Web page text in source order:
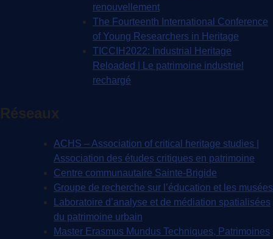
renouvellement
The Fourteenth International Conference
of Young Researchers in Heritage
TICCIH2022: Industrial Heritage
Reloaded | Le patrimoine industriel
rechargé
Réseaux
ACHS – Association of critical heritage studies |
Association des études critiques en patrimoine
Centre communautaire Sainte-Brigide
Groupe de recherche sur l’éducation et les musées
Laboratoire d’analyse et de médiation spatialisées
du patrimoine urbain
Master Erasmus Mundus Techniques, Patrimoines